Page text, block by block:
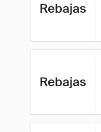
Rebajas
Rebajas